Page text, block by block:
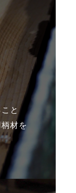
と
材を